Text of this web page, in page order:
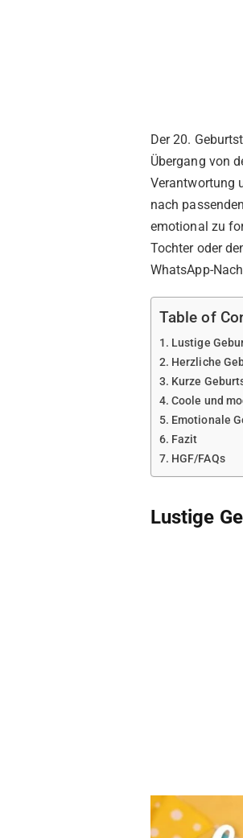
Der 20.
Übergang von
Verantwortung
nach
emotional zu
Tochter oder
WhatsApp-
Table of
Lustige
Herzliche
Kurze
Coole und
Emotionale
Fazit
HGF/FAQs
Lustige